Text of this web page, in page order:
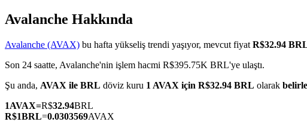
Avalanche Hakkında
Avalanche (AVAX) bu hafta yükseliş trendi yaşıyor, mevcut fiyat R$32.94
Son 24 saatte, Avalanche'nin işlem hacmi R$395.75K BRL'ye ulaştı.
Şu anda, AVAX ile BRL döviz kuru 1 AVAX için R$32.94 BRL olarak
1AVAX=R$32.94BRL
R$1BRL=0.0303569AVAX